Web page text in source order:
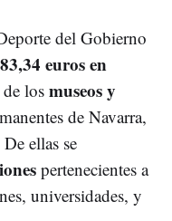
del Gobierno
euros en
los museos y
de Navarra,
ellas se
pertenecientes a
universidades, y